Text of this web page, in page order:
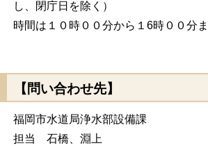
し、閉庁日を除く）
時間は１０時００分から１6時００分
【問い合わせ先】
福岡市水道局浄水部設備課
担当 石橋、淵上